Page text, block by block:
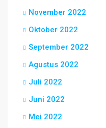
November 2022
Oktober 2022
September 2022
Agustus 2022
Juli 2022
Juni 2022
Mei 2022